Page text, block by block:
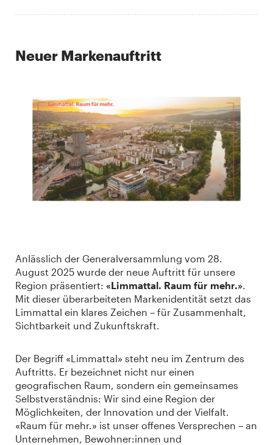
Neuer Markenauftritt
Anlässlich der Generalversammlung vom 28.
August 2025 wurde der neue Auftritt für unsere
Region präsentiert: «Limmattal. Raum für mehr.».
Mit dieser überarbeiteten Markenidentität setzt das
Limmattal ein klares Zeichen – für Zusammenhalt,
Sichtbarkeit und Zukunftskraft.
Der Begriff «Limmattal» steht neu im Zentrum des
Auftritts. Er bezeichnet nicht nur einen
geografischen Raum, sondern ein gemeinsames
Selbstverständnis: Wir sind eine Region der
Möglichkeiten, der Innovation und der Vielfalt.
«Raum für mehr.» ist unser offenes Versprechen – an
Unternehmen, Bewohner:innen und